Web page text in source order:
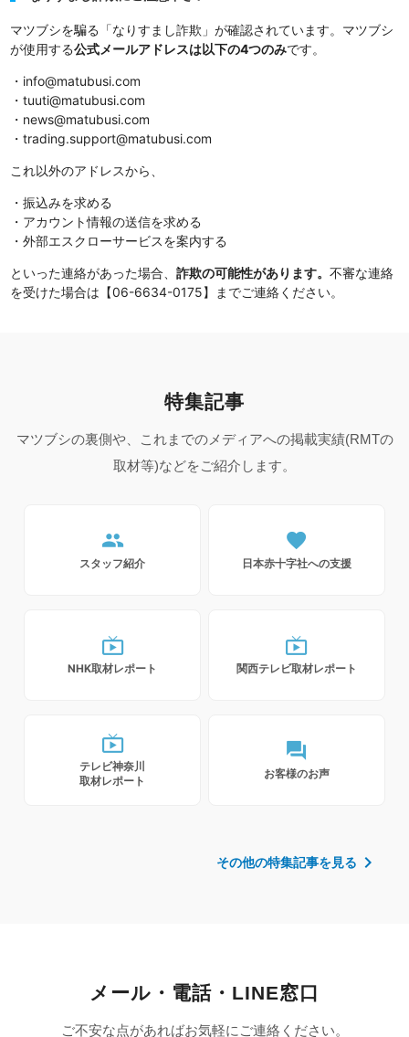
マツブシを騙る「なりすまし詐欺」が確認されています。マツブシ
が使用する公式メールアドレスは以下の4つのみです。
・info@matubusi.com
・tuuti@matubusi.com
・news@matubusi.com
・trading.support@matubusi.com
これ以外のアドレスから、
・振込みを求める
・アカウント情報の送信を求める
・外部エスクローサービスを案内する
といった連絡があった場合、 詐欺の可能性があります。 不審な連絡
を受けた場合は【06-6634-0175】までご連絡ください。
特集記事
マツブシの裏側や、これまでのメディアへの掲載実績(RMTの
取材等)などをご紹介します。
people
スタッフ紹介
favorite
日本赤十字社への支援
live_tv
NHK取材レポート
live_tv
関西テレビ取材レポート
live_tv
テレビ神奈川
取材レポート
forum
お客様のお声
その他の特集記事を見る chevron_right
メール・電話・LINE窓口
ご不安な点があればお気軽にご連絡ください。